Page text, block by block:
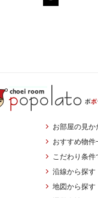
お部屋の見か
おすすめ物件
こだわり条件
沿線から探す
地図から探す